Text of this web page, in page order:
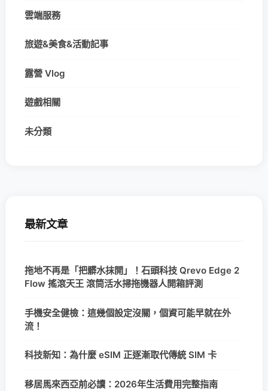
雲端服務
旅遊&美食&活動記事
露營 Vlog
遊戲相關
未分類
最新文章
拖地不再是「把髒水抹開」！石頭科技 Qrevo Edge 2
Flow 搖滾天王 滾筒活水掃拖機器人開箱評測
手機安全健檢：這幾個設定沒關，個資可能早就在外
流！
科技新知：為什麼 eSIM 正逐漸取代傳統 SIM 卡
移居馬來西亞前必讀：2026年生活費用完整指南